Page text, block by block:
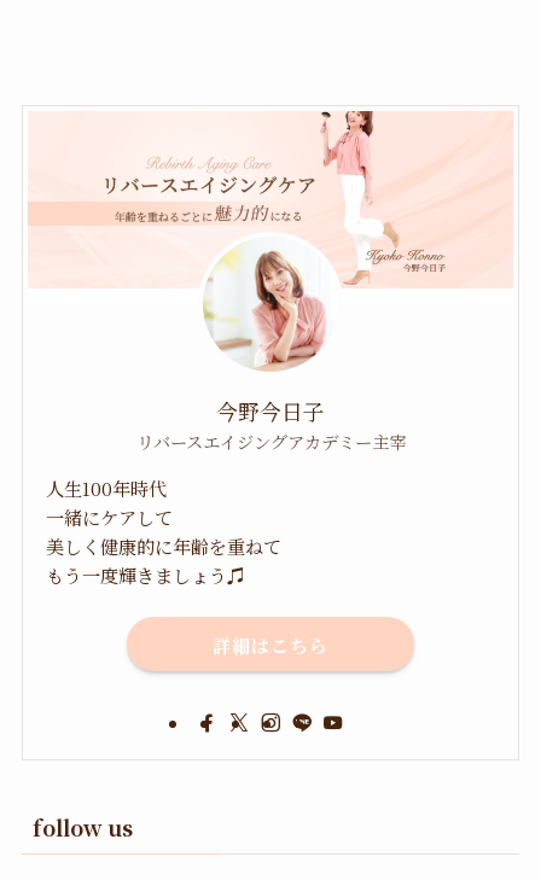
今野今日子
リバースエイジングアカデミー主宰
人生100年時代
一緒にケアして
美しく健康的に年齢を重ねて
もう一度輝きましょう♫
詳細はこちら
follow us